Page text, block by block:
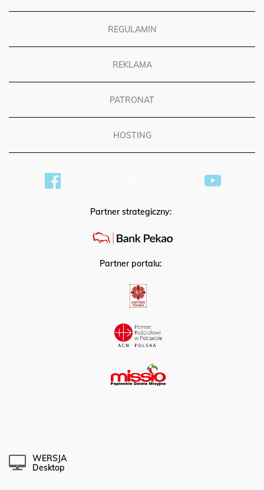
REGULAMIN
REKLAMA
PATRONAT
HOSTING
Partner strategiczny:
Partner portalu:
WERSJA
Desktop